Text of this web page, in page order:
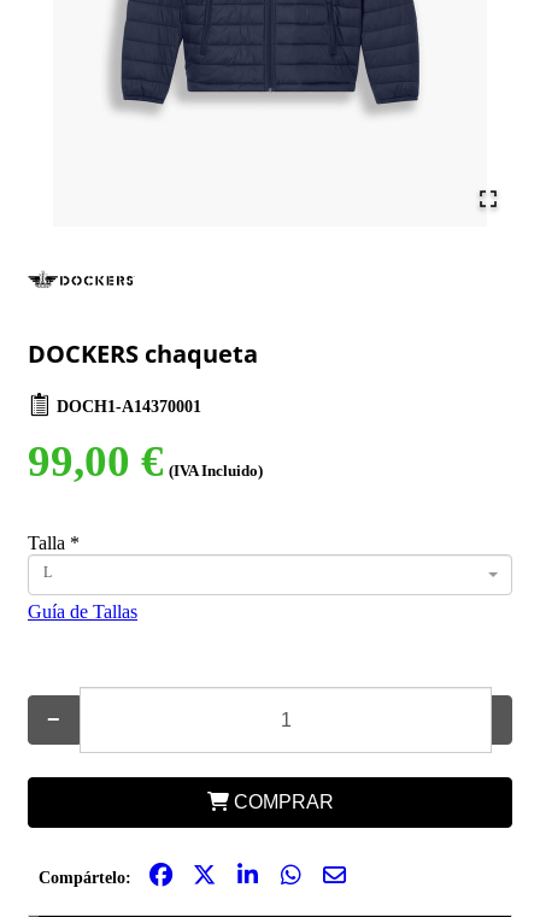
DOCKERS chaqueta
DOCH1-A14370001
99,00 € (IVA Incluido)
Talla *
L
Guía de Tallas
−
COMPRAR
Compártelo: